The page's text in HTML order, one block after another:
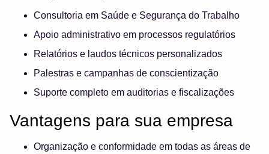
Consultoria em Saúde e Segurança do Trabalho
Apoio administrativo em processos regulatórios
Relatórios e laudos técnicos personalizados
Palestras e campanhas de conscientização
Suporte completo em auditorias e fiscalizações
Vantagens para sua empresa
Organização e conformidade em todas as áreas de